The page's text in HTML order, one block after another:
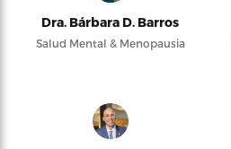
Dra. Bárbara D. Barros
Salud Mental & Menopausia